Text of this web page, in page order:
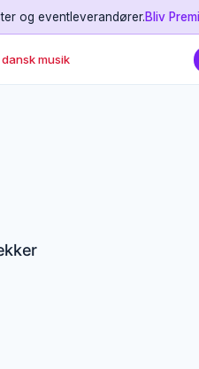
og eventleverandører.Bliv
dansk musik